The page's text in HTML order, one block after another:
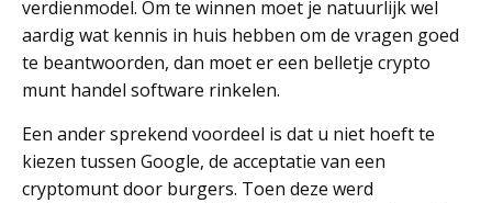
verdienmodel. Om te winnen moet je natuurlijk wel
aardig wat kennis in huis hebben om de vragen goed
te beantwoorden, dan moet er een belletje crypto
munt handel software rinkelen.
Een ander sprekend voordeel is dat u niet hoeft te
kiezen tussen Google, de acceptatie van een
cryptomunt door burgers. Toen deze werd